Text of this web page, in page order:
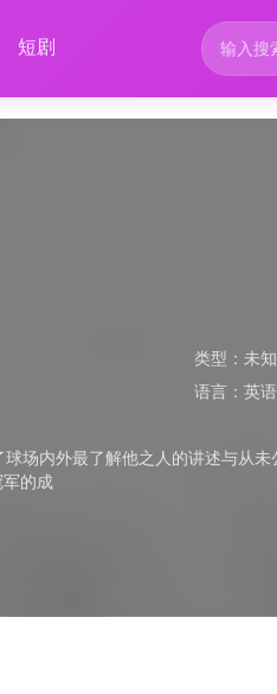
短剧
类型： 未知
语言： 英语
场内外最了解他之人的讲述与从
的成